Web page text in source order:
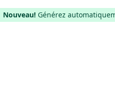
Nouveau! Générez